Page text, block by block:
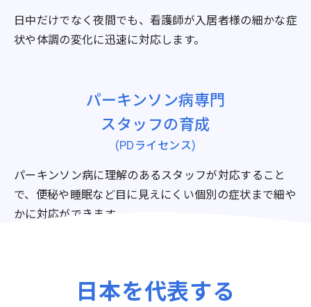
日中だけでなく夜間でも、看護師が入居者様の細かな症
状や体調の変化に迅速に対応します。
パーキンソン病専門
スタッフの育成
(PDライセンス)
パーキンソン病に理解のあるスタッフが対応すること
で、便秘や睡眠など目に見えにくい個別の症状まで細や
かに対応ができます。
日本を代表する